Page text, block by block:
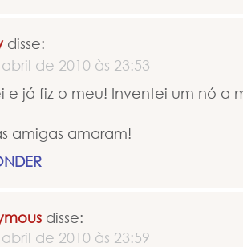
disse:
de 2010 às 23:53
e já fiz o meu! Inventei um nó a
amigas amaram!
disse:
de 2010 às 23:59